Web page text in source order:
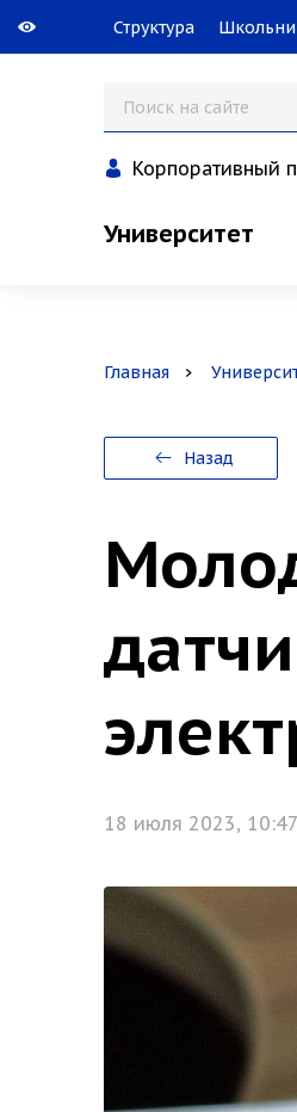
Структура
Корпоративный
Университет
Главная
Назад
18 июля 2023,